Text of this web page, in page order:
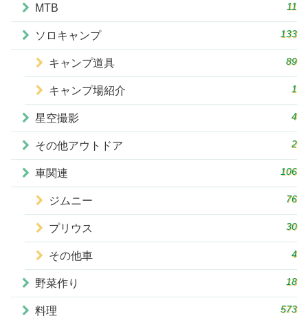
MTB 11
ソロキャンプ 133
キャンプ道具 89
キャンプ場紹介 1
星空撮影 4
その他アウトドア 2
車関連 106
ジムニー 76
プリウス 30
その他車 4
野菜作り 18
料理 573